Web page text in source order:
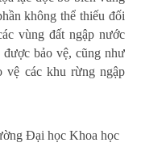
không thể thiếu đối
vùng đất ngập nước
bảo vệ, cũng như
vệ các khu rừng ngập
Đại học Khoa học